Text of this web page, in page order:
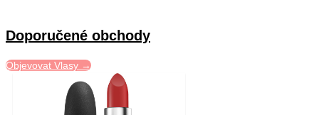
Doporučené obchody
Objevovat Vlasy →